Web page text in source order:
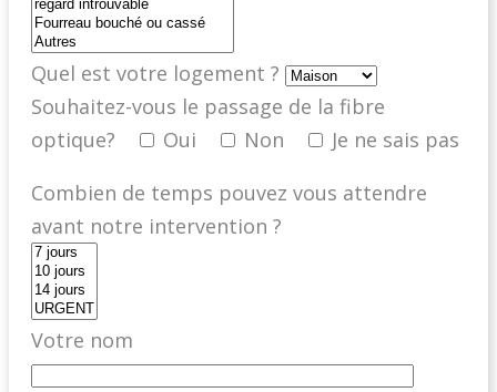
Quel est votre logement ?
Souhaitez-vous le passage de la fibre
optique?
Oui Non
Je ne sais pas
Combien de temps pouvez vous attendre
avant notre intervention ?
Votre nom